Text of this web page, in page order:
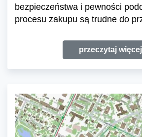
bezpieczeństwa i pewności
procesu zakupu są trudne do
przeczytaj więcej